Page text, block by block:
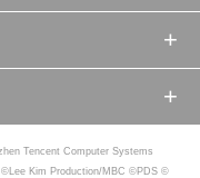
Tencent Computer Systems
Kim Production/MBC ©PDS ©